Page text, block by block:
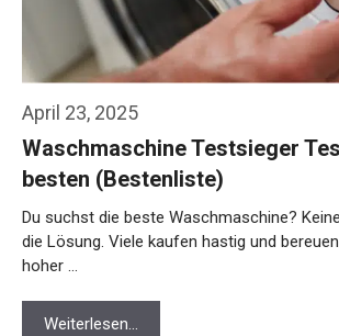
April 23, 2025
Waschmaschine Testsieger
besten (Bestenliste)
Du suchst die beste Waschmaschine?
die Lösung. Viele kaufen hastig und
hoher …
Weiterlesen…